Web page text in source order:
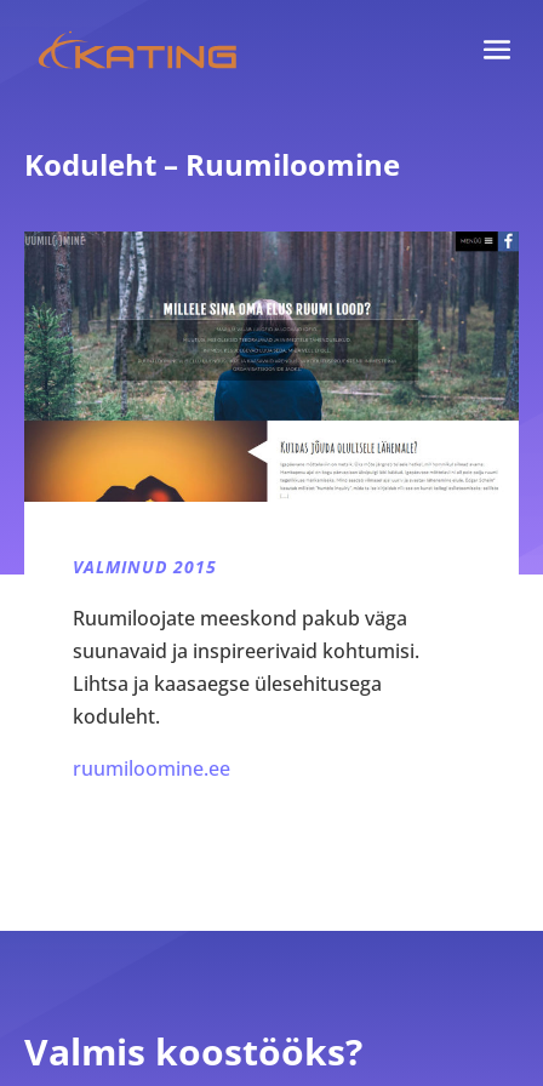
Koduleht – Ruumiloomine
VALMINUD 2015
Ruumiloojate meeskond pakub väga
suunavaid ja inspireerivaid kohtumisi.
Lihtsa ja kaasaegse ülesehitusega
koduleht.
ruumiloomine.ee
Valmis koostööks?